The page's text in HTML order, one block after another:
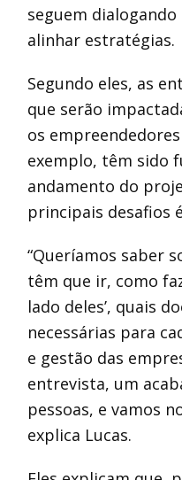
seguem
alinhar estratégias.
Segundo eles, as
que serão
os
exemplo, têm sido
andamento do
principais desafios
“Queríamos saber
têm que ir, como
lado deles’, quais
necessárias para
e gestão das
entrevista, um
pessoas, e vamos
explica Lucas.